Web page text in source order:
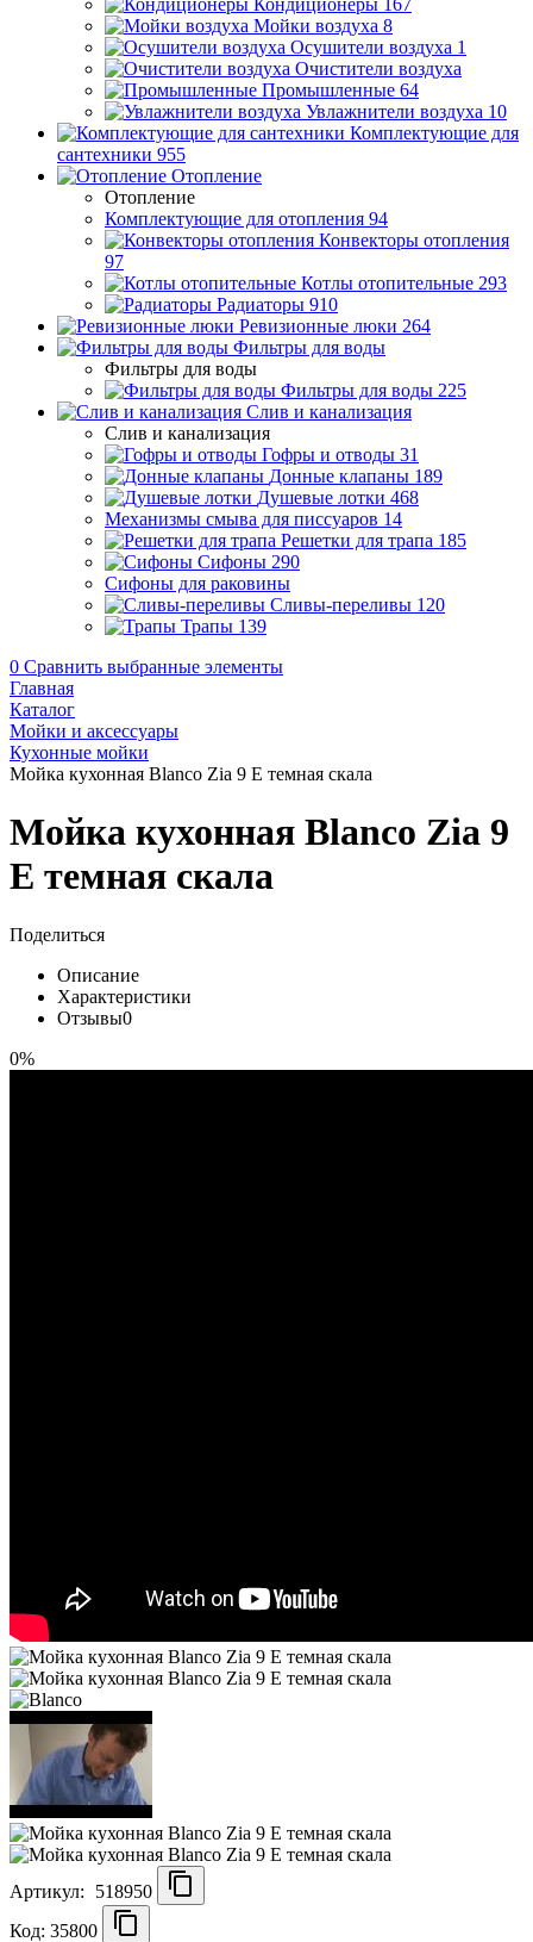
Кондиционеры
167
Мойки воздуха 8
Осушители воздуха 1
Очистители воздуха
Промышленные 64
Увлажнители воздуха 10
Комплектующие для
сантехники 955
Отопление
Отопление
Комплектующие для отопления 94
Конвекторы отопления
97
Котлы отопительные 293
Радиаторы 910
Ревизионные люки 264
Фильтры для воды
Фильтры для воды
Фильтры для воды 225
Слив и канализация
Слив и канализация
Гофры и отводы 31
Донные клапаны 189
Душевые лотки 468
Механизмы смыва для писсуаров 14
Решетки для трапа 185
Сифоны 290
Сифоны для раковины
Сливы-переливы 120
Трапы 139
0 Сравнить выбранные элементы
Главная
Каталог
Мойки и аксессуары
Кухонные мойки
Мойка кухонная Blanco Zia 9 E темная скала
Мойка кухонная Blanco Zia 9
E темная скала
Поделиться
Описание
Характеристики
Отзывы0
0%
Артикул:
518950
Код: 35800